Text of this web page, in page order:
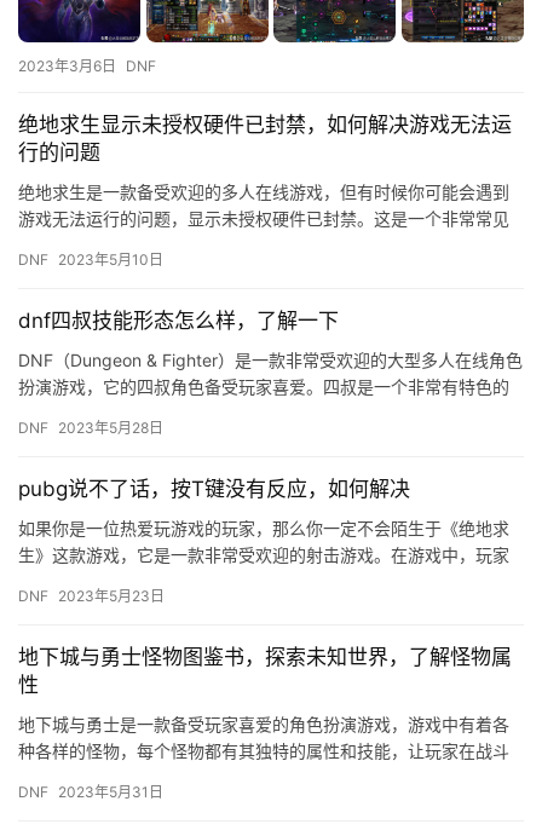
2023年3月6日 DNF
绝地求生显示未授权硬件已封禁，如何解决游戏无法运
行的问题
绝地求生是一款备受欢迎的多人在线游戏，但有时候你可能会遇到
游戏无法运行的问题，显示未授权硬件已封禁。这是一个非常常见
如何解…
DNF 2023年5月10日
dnf四叔技能形态怎么样，了解一下
DNF（Dungeon & Fighter）是一款非常受欢迎的大型多人在线角色
扮演游戏，它的四叔角色备受玩家喜爱。四叔是一个非常有特色的
DNF 2023年5月28日
pubg说不了话，按T键没有反应，如何解决
如果你是一位热爱玩游戏的玩家，那么你一定不会陌生于《绝地求
生》这款游戏，它是一款非常受欢迎的射击游戏。在游戏中，玩家
应，这…
DNF 2023年5月23日
地下城与勇士怪物图鉴书，探索未知世界，了解怪物属
性
地下城与勇士是一款备受玩家喜爱的角色扮演游戏，游戏中有着各
种各样的怪物，每个怪物都有其独特的属性和技能，让玩家在战斗
怪物图…
DNF 2023年5月31日